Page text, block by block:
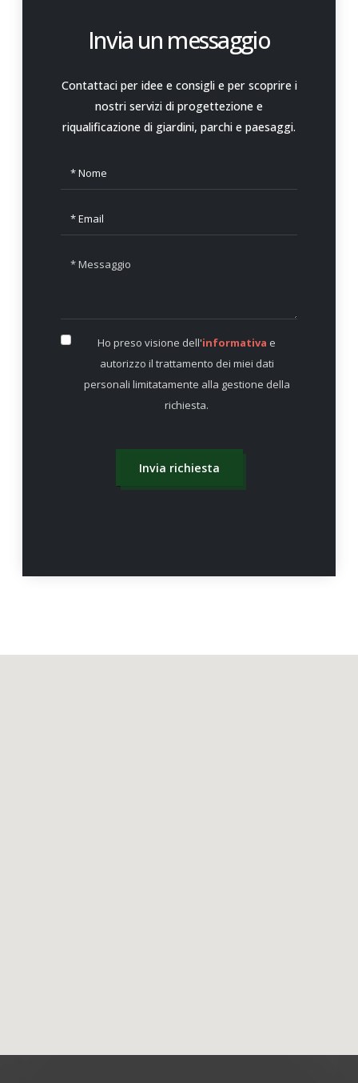
Invia un messaggio
Contattaci per idee e consigli e per scoprire i
nostri servizi di progettezione e
riqualificazione di giardini, parchi e paesaggi.
Ho preso visione dell'informativa e
autorizzo il trattamento dei miei dati
personali limitatamente alla gestione della
richiesta.
Invia richiesta